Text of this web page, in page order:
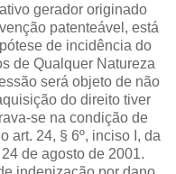
gerador originado
patenteável, está
de incidência do
de Qualquer Natureza
será objeto de não
do direito tiver
se na condição de
art. 24, § 6º, inciso I, da
de agosto de 2001.